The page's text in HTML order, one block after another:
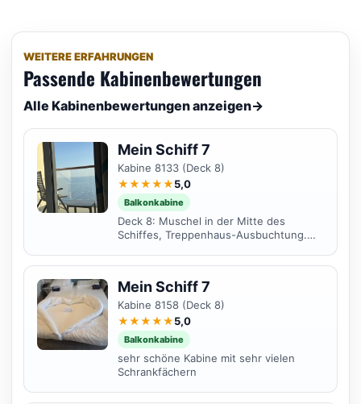
WEITERE ERFAHRUNGEN
Passende Kabinenbewertungen
Alle Kabinenbewertungen anzeigen→
Mein Schiff 7
Kabine 8133 (Deck 8)
★★★★★5,0
Balkonkabine
Deck 8: Muschel in der Mitte des
Schiffes, Treppenhaus-Ausbuchtung.
Mein Schiff 7
Kabine 8158 (Deck 8)
★★★★★5,0
Balkonkabine
sehr schöne Kabine mit sehr vielen
Schrankfächern